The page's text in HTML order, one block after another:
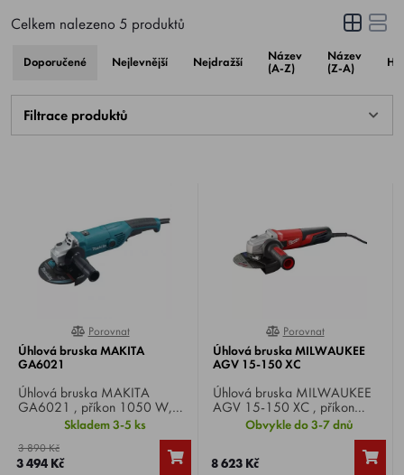
Celkem nalezeno 5 produktů
Doporučené Nejlevnější Nejdražší
Název
(A-Z)
Název
(Z-A)
Filtrace produktů
0%
Porovnat
Úhlová bruska MAKITA
GA6021
Úhlová bruska MAKITA
GA6021 , příkon 1050 W,
otáčky naprázdno 10000 min-
1, Ø kotouče 150 mm,
hmotnost 2,8 kg.
Skladem 3-5 ks
3 890 Kč
3 494 Kč
0%
Porovnat
Úhlová bruska MILWAUKEE
AGV 15-150 XC
Úhlová bruska MILWAUKEE
AGV 15-150 XC , příkon
1550 W, otáčky naprázdno
9000/min, Ø kotouče 150
mm, hřídel M14, hmotnost 2,6
kg.
Obvykle do 3-7 dnů
8 623 Kč